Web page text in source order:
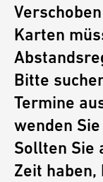
Karten
Bitte
Termine
wenden
Sollten Sie
Zeit haben,